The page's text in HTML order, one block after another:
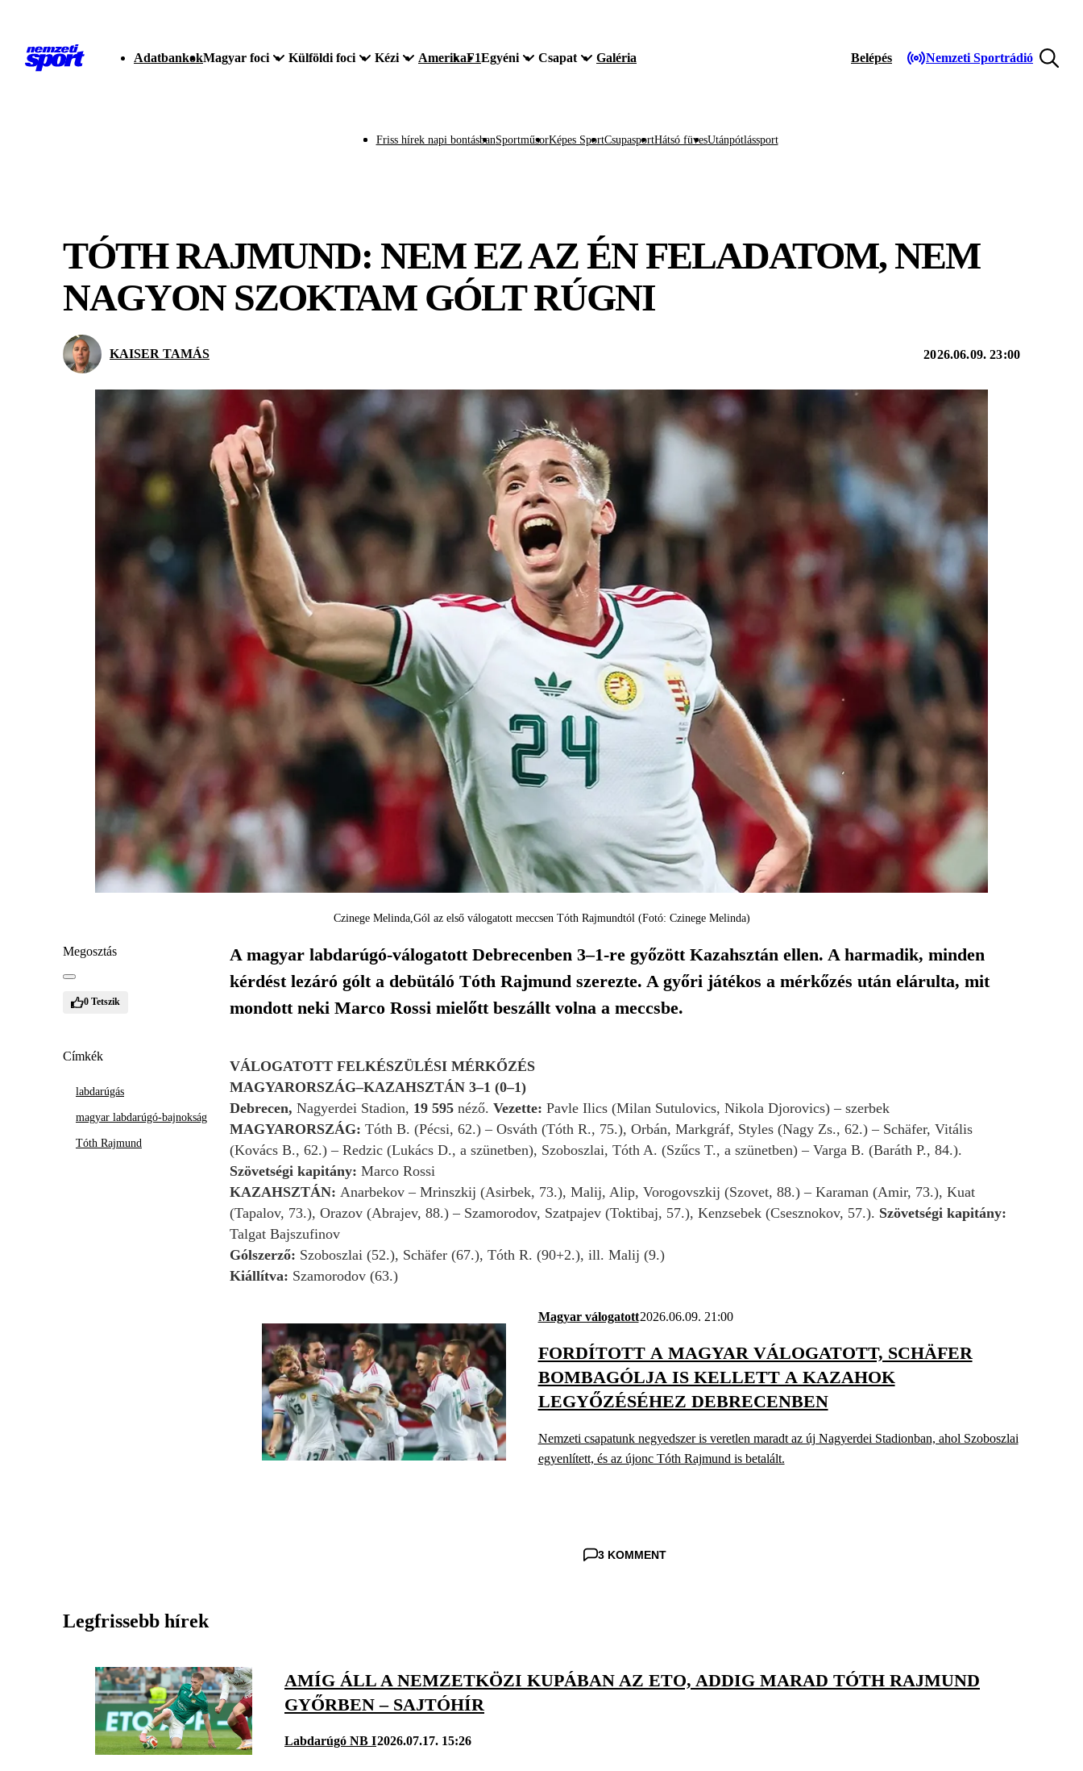
AdatbankokMagyar foci Külföldi foci Kézi AmerikaF1Egyéni Csapat Galéria Belépés Nemzeti Sportrádió
Friss hírek napi bontásbanSportműsorKépes SportCsupasportHátsó füvesUtánpótlássport
TÓTH RAJMUND: NEM EZ AZ ÉN FELADATOM, NEM
NAGYON SZOKTAM GÓLT RÚGNI
KAISER TAMÁS 2026.06.09. 23:00
Czinege Melinda Gól az első válogatott meccsen Tóth Rajmundtól (Fotó: Czinege Melinda)
Megosztás
0 Tetszik
Címkék
labdarúgás
magyar labdarúgó-bajnokság
Tóth Rajmund
A magyar labdarúgó-válogatott Debrecenben 3–1-re győzött Kazahsztán ellen. A harmadik, minden
kérdést lezáró gólt a debütáló Tóth Rajmund szerezte. A győri játékos a mérkőzés után elárulta, mit
mondott neki Marco Rossi mielőtt beszállt volna a meccsbe.
VÁLOGATOTT FELKÉSZÜLÉSI MÉRKŐZÉS
MAGYARORSZÁG–KAZAHSZTÁN 3–1 (0–1)
Debrecen, Nagyerdei Stadion, 19 595 néző. Vezette: Pavle Ilics (Milan Sutulovics, Nikola Djorovics) – szerbek
MAGYARORSZÁG: Tóth B. (Pécsi, 62.) – Osváth (Tóth R., 75.), Orbán, Markgráf, Styles (Nagy Zs., 62.) – Schäfer, Vitális
(Kovács B., 62.) – Redzic (Lukács D., a szünetben), Szoboszlai, Tóth A. (Szűcs T., a szünetben) – Varga B. (Baráth P., 84.).
Szövetségi kapitány: Marco Rossi
KAZAHSZTÁN: Anarbekov – Mrinszkij (Asirbek, 73.), Malij, Alip, Vorogovszkij (Szovet, 88.) – Karaman (Amir, 73.), Kuat
(Tapalov, 73.), Orazov (Abrajev, 88.) – Szamorodov, Szatpajev (Toktibaj, 57.), Kenzsebek (Csesznokov, 57.). Szövetségi kapitány:
Talgat Bajszufinov
Gólszerző: Szoboszlai (52.), Schäfer (67.), Tóth R. (90+2.), ill. Malij (9.)
Kiállítva: Szamorodov (63.)
Magyar válogatott2026.06.09. 21:00
FORDÍTOTT A MAGYAR VÁLOGATOTT, SCHÄFER
BOMBAGÓLJA IS KELLETT A KAZAHOK
LEGYŐZÉSÉHEZ DEBRECENBEN
Nemzeti csapatunk negyedszer is veretlen maradt az új Nagyerdei Stadionban, ahol Szoboszlai
egyenlített, és az újonc Tóth Rajmund is betalált.
3 KOMMENT
Legfrissebb hírek
AMÍG ÁLL A NEMZETKÖZI KUPÁBAN AZ ETO, ADDIG MARAD TÓTH RAJMUND
GYŐRBEN – SAJTÓHÍR
Labdarúgó NB I2026.07.17. 15:26